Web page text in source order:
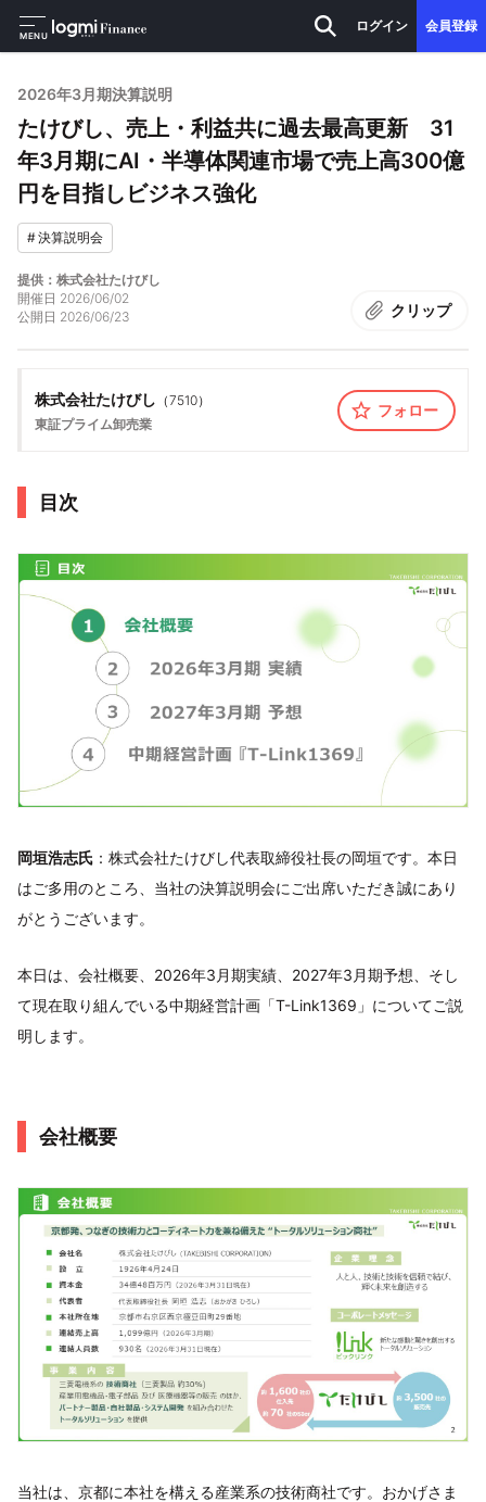
MENU
ログイン 会員登録
2026年3月期決算説明
たけびし、売上・利益共に過去最高更新 31
年3月期にAI・半導体関連市場で売上高300億
円を目指しビジネス強化
#決算説明会
提供：株式会社たけびし
開催日 2026/06/02
公開日 2026/06/23 クリップ
株式会社たけびし （7510）
東証プライム卸売業
フォロー
目次
岡垣浩志氏 ：株式会社たけびし代表取締役社長の岡垣です。本日
はご多用のところ、当社の決算説明会にご出席いただき誠にあり
がとうございます。
本日は、会社概要、2026年3月期実績、2027年3月期予想、そし
て現在取り組んでいる中期経営計画「T-Link1369」についてご説
明します。
会社概要
当社は、京都に本社を構える産業系の技術商社です。おかげさま